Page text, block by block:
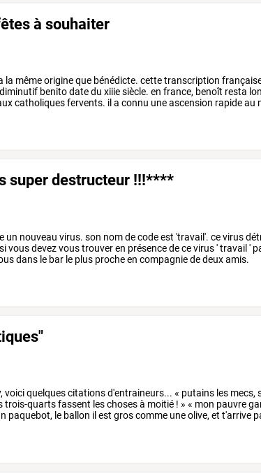
à souhaiter
la mêmeorigineque bénédicte. cettetranscription
diminutif benitodatedu xiiiesiècle. en france, benoît resta
catholiquesfervents. il a connu uneascension rapideau
super destructeur !!!****
un nouveau virus. son nomdecodeest 'travail'. cevirus
sivousdevezvoustrouveren présencedecevirus'travail '
dans le bar le plus procheen compagniededeuxamis.
voiciquelquescitationsd'entraineurs... « putains les mecs,
trois-quartsfassent leschosesà moitié ! » « mon pauvre
paquebot, le ballon il est groscomme uneolive,et t'arrive